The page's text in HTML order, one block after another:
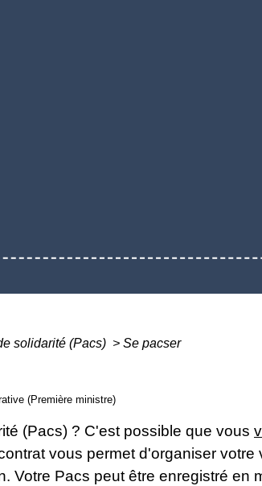
solidarité (Pacs) > Se pacser
(Première ministre)
(Pacs) ? C'est possible que vous
vous permet d'organiser
Votre Pacs peut être enregistré en